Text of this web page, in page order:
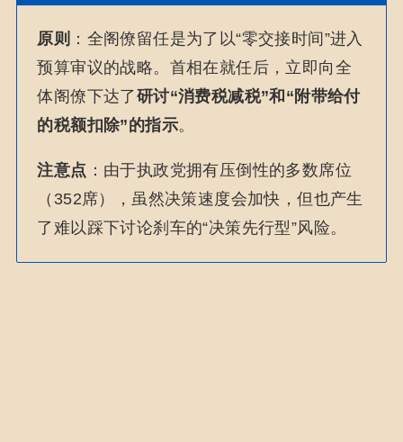
原则 ：全阁僚留任是为了以“零交接时间”进入
预算审议的战略。首相在就任后，立即向全
体阁僚下达了研讨“消费税减税”和“附带给付
的税额扣除”的指示。
注意点 ：由于执政党拥有压倒性的多数席位
（352席），虽然决策速度会加快，但也产生
了难以踩下讨论刹车的“决策先行型”风险。